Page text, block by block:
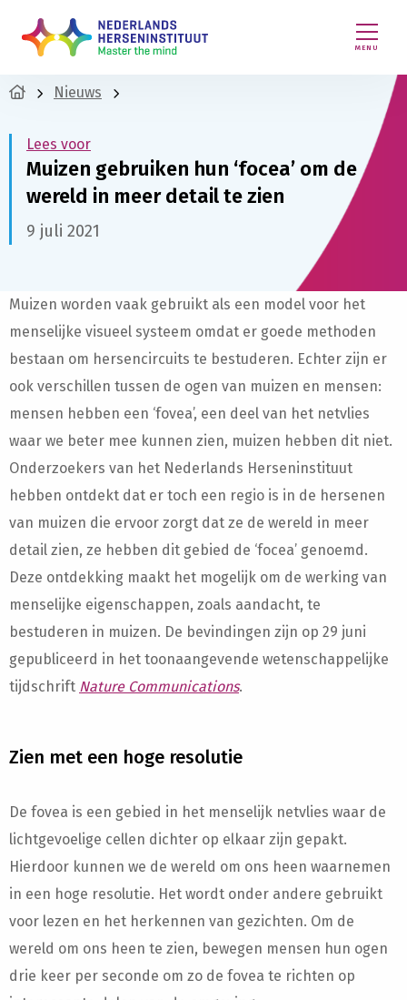
MENU
Nieuws
Lees voor
Muizen gebruiken hun ‘focea’ om de
wereld in meer detail te zien
9 juli 2021
Muizen worden vaak gebruikt als een model voor het
menselijke visueel systeem omdat er goede methoden
bestaan om hersencircuits te bestuderen. Echter zijn er
ook verschillen tussen de ogen van muizen en mensen:
mensen hebben een ‘fovea’, een deel van het netvlies
waar we beter mee kunnen zien, muizen hebben dit niet.
Onderzoekers van het Nederlands Herseninstituut
hebben ontdekt dat er toch een regio is in de hersenen
van muizen die ervoor zorgt dat ze de wereld in meer
detail zien, ze hebben dit gebied de ‘focea’ genoemd.
Deze ontdekking maakt het mogelijk om de werking van
menselijke eigenschappen, zoals aandacht, te
bestuderen in muizen. De bevindingen zijn op 29 juni
gepubliceerd in het toonaangevende wetenschappelijke
tijdschrift Nature Communications.
Zien met een hoge resolutie
De fovea is een gebied in het menselijk netvlies waar de
lichtgevoelige cellen dichter op elkaar zijn gepakt.
Hierdoor kunnen we de wereld om ons heen waarnemen
in een hoge resolutie. Het wordt onder andere gebruikt
voor lezen en het herkennen van gezichten. Om de
wereld om ons heen te zien, bewegen mensen hun ogen
drie keer per seconde om zo de fovea te richten op